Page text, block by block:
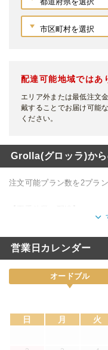
配達可能地域ではあ
エリア外または最低注文
戴することでお届け可能
ください。
Grolla(グロッラ)か
注文可能プラン数を2プラ
8/13～8/16は配達をお休み
12:00締切です。
営業日カレンダー
オードブル
日 月 火